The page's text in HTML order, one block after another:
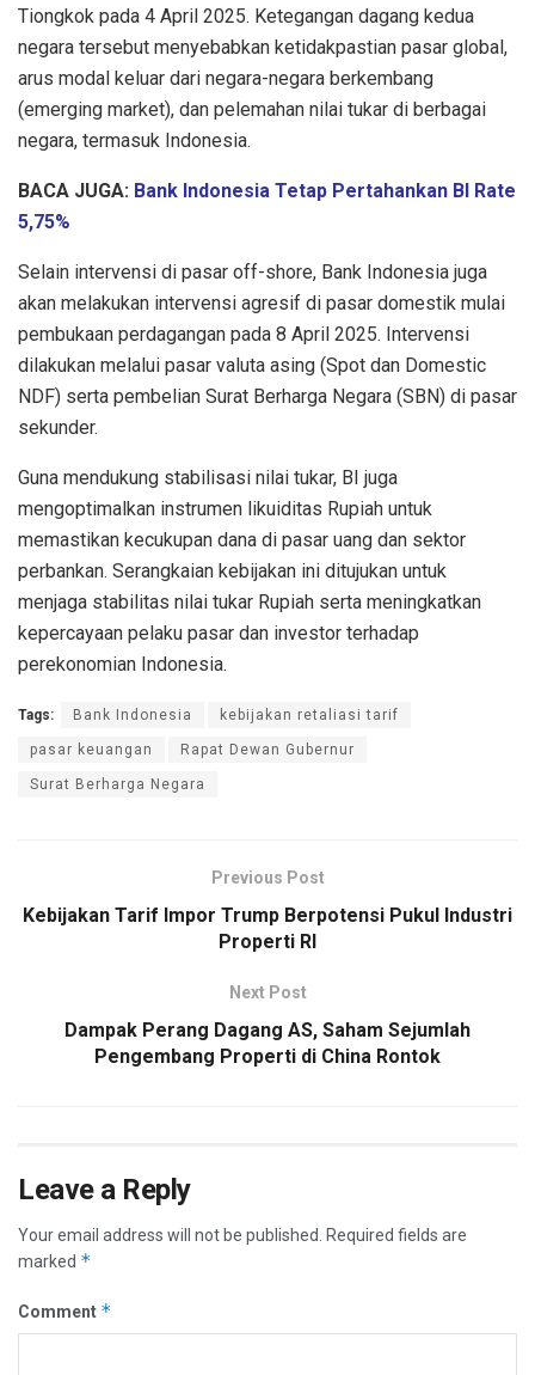
Tiongkok pada 4 April 2025. Ketegangan dagang kedua
negara tersebut menyebabkan ketidakpastian pasar global,
arus modal keluar dari negara-negara berkembang
(emerging market), dan pelemahan nilai tukar di berbagai
negara, termasuk Indonesia.
BACA JUGA: Bank Indonesia Tetap Pertahankan BI Rate
5,75%
Selain intervensi di pasar off-shore, Bank Indonesia juga
akan melakukan intervensi agresif di pasar domestik mulai
pembukaan perdagangan pada 8 April 2025. Intervensi
dilakukan melalui pasar valuta asing (Spot dan Domestic
NDF) serta pembelian Surat Berharga Negara (SBN) di pasar
sekunder.
Guna mendukung stabilisasi nilai tukar, BI juga
mengoptimalkan instrumen likuiditas Rupiah untuk
memastikan kecukupan dana di pasar uang dan sektor
perbankan. Serangkaian kebijakan ini ditujukan untuk
menjaga stabilitas nilai tukar Rupiah serta meningkatkan
kepercayaan pelaku pasar dan investor terhadap
perekonomian Indonesia.
Tags: Bank Indonesia kebijakan retaliasi tarif
pasar keuangan Rapat Dewan Gubernur
Surat Berharga Negara
Previous Post
Kebijakan Tarif Impor Trump Berpotensi Pukul Industri
Properti RI
Next Post
Dampak Perang Dagang AS, Saham Sejumlah
Pengembang Properti di China Rontok
Leave a Reply
Your email address will not be published.
Required fields are
marked *
Comment *